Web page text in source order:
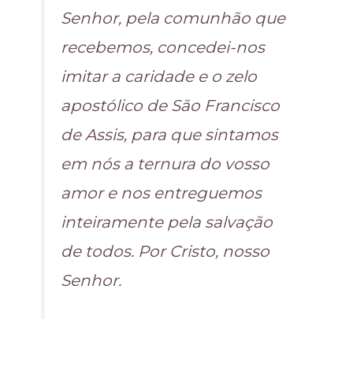
Senhor, pela comunhão que
recebemos, concedei-nos
imitar a caridade e o zelo
apostólico de São Francisco
de Assis, para que sintamos
em nós a ternura do vosso
amor e nos entreguemos
inteiramente pela salvação
de todos. Por Cristo, nosso
Senhor.